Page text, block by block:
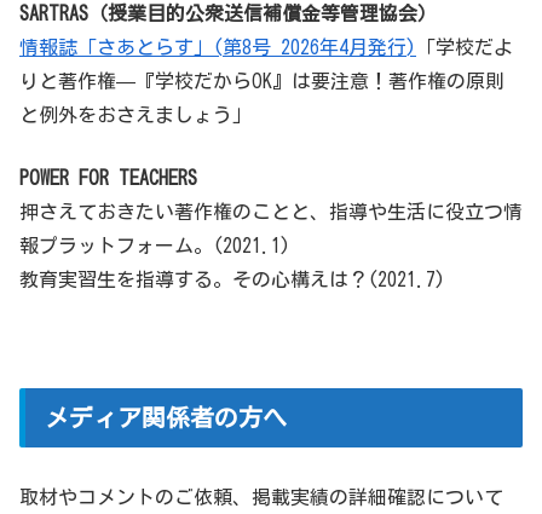
SARTRAS（授業目的公衆送信補償金等管理協会）
情報誌「さあとらす」(第8号 2026年4月発行)
「学校だよ
りと著作権—『学校だからOK』は要注意！著作権の原則
と例外をおさえましょう」
POWER FOR TEACHERS
押さえておきたい著作権のことと、指導や生活に役立つ情
報プラットフォーム。(2021.1)
教育実習生を指導する。その心構えは？(2021.7)
メディア関係者の方へ
取材やコメントのご依頼、掲載実績の詳細確認について